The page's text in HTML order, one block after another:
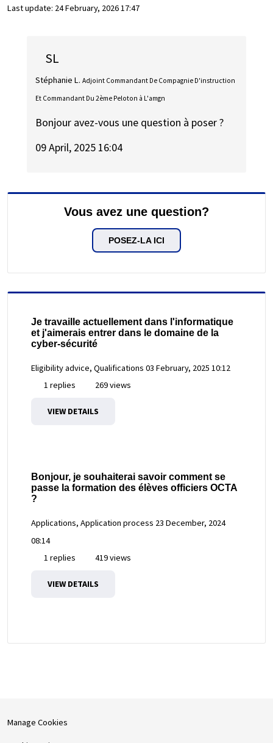
Last update: 24 February, 2026 17:47
SL
Stéphanie L. Adjoint Commandant De Compagnie D'instruction
Et Commandant Du 2ème Peloton à L'amgn
Bonjour avez-vous une question à poser ?
09 April, 2025 16:04
Vous avez une question?
POSEZ-LA ICI
Je travaille actuellement dans l'informatique
et j'aimerais entrer dans le domaine de la
cyber-sécurité
Eligibility advice, Qualifications 03 February, 2025 10:12
1 replies
269 views
VIEW DETAILS
Bonjour, je souhaiterai savoir comment se
passe la formation des élèves officiers OCTA
?
Applications, Application process 23 December, 2024
08:14
1 replies
419 views
VIEW DETAILS
Manage Cookies